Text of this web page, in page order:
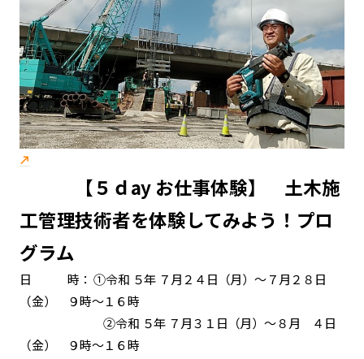
【５ｄay お仕事体験】 土木施
工管理技術者を体験してみよう！プロ
グラム
日 時： ①令和 ５年 ７月２４日（月）～７月２８日
（金） ９時～１６時
②令和 ５年 ７月３１日（月）～８月 ４日
（金） ９時～１６時